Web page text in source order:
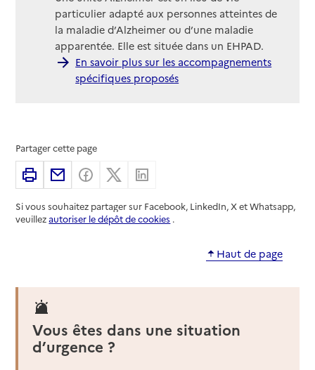
particulier adapté aux personnes atteintes de
la maladie d’Alzheimer ou d’une maladie
apparentée. Elle est située dans un EHPAD.
En savoir plus sur les accompagnements
spécifiques proposés
Partager cette page
ImprimerPartager par email
Partager sur Facebook
Partager sur X
Si vous souhaitez partager sur Facebook, LinkedIn, X et Whatsapp,
veuillezautoriser le dépôt de cookies .
Haut de page
Vous êtes dans une situation
d’urgence ?